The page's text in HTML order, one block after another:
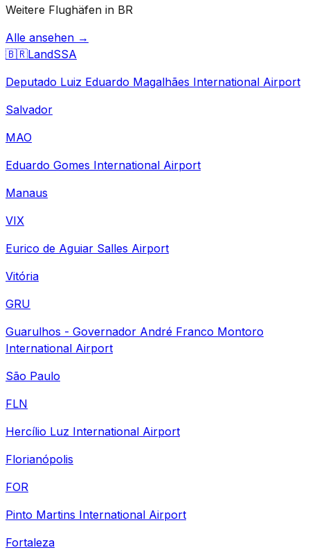
Weitere Flughäfen in BR
Alle ansehen →
🇧🇷LandSSA
Deputado Luiz Eduardo Magalhães International Airport
Salvador
MAO
Eduardo Gomes International Airport
Manaus
VIX
Eurico de Aguiar Salles Airport
Vitória
GRU
Guarulhos - Governador André Franco Montoro
International Airport
São Paulo
FLN
Hercílio Luz International Airport
Florianópolis
FOR
Pinto Martins International Airport
Fortaleza